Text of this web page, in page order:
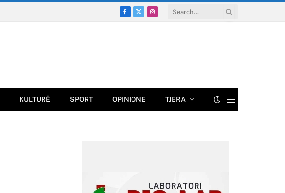
Facebook
X
Instagram
KULTURË SPORT OPINIONE TJERA